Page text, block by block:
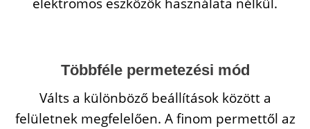
Többféle permetezési mód
Válts a különböző beállítások között a
felületnek megfelelően. A finom permettől az